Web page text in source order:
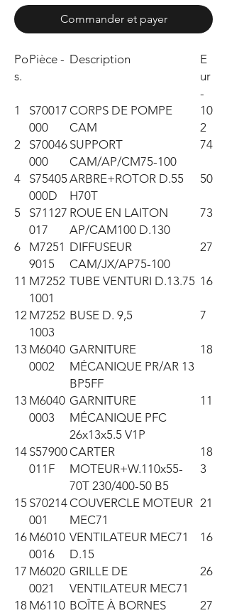
Commander et payer
Po
s.
Pièce - Description
E
ur
-
1
S70017
000
CORPS DE POMPE
CAM
10
2
2
S70046
000
SUPPORT
CAM/AP/CM75-100
74
4
S75405
000D
ARBRE+ROTOR D.55
H70T
50
5
S71127
017
ROUE EN LAITON
AP/CAM100 D.130
73
6
M7251
9015
DIFFUSEUR
CAM/JX/AP75-100
27
11 M7252
1001
TUBE VENTURI D.13.75 16
12 M7252
1003
BUSE D. 9,5 7
13 M6040
0002
GARNITURE
MÉCANIQUE PR/AR 13
BP5FF
18
13 M6040
0003
GARNITURE
MÉCANIQUE PFC
26x13x5.5 V1P
11
14 S57900
011F
CARTER
MOTEUR+W.110x55-
70T 230/400-50 B5
18
3
15 S70214
001
COUVERCLE MOTEUR
MEC71
21
16 M6010
0016
VENTILATEUR MEC71
D.15
16
17 M6020
0021
GRILLE DE
VENTILATEUR MEC71
26
18 M6110 BOÎTE À BORNES 27